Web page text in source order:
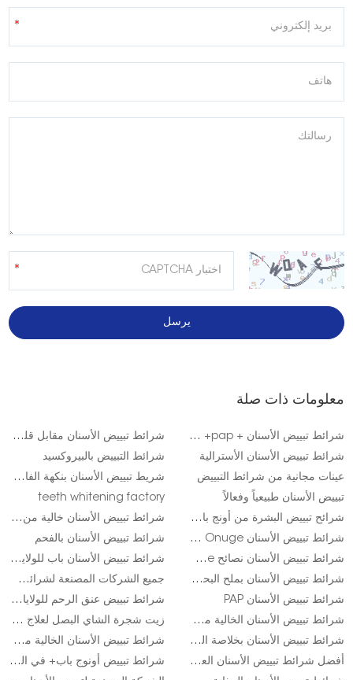
معلومات ذات صلة
شرائط تبييض الأسنان + pap+ في الولايات المتحدة الأمريكية
شرائط تبييض الأسنان مقابل قلم أونج
شرائط تبييض الأسنان الأسترالية
شرائط التبييض بالبيروكسيد
عينات مجانية من شرائط التبييض
شريط تبييض الأسنان بنكهة الفاكهة وشريط الأسنان
تبييض الأسنان طبيعياً وفعالاً
teeth whitening factory
شرائح تبييض البشرة من أونج باب+ للولايات المتحدة الأمريكية
شرائط تبييض الأسنان خالية من القسوة
شرائط تبييض الأسنان Onuge للولايات المتحدة الأمريكية
شرائط تبييض الأسنان بالفحم
شرائط تبييض الأسنان نصائح onuge
شرائط تبييض الأسنان باب للولايات المتحدة الأمريكية
شرائط تبييض الأسنان بملح البحر الميت
جميع الشركات المصنعة لشرائط تبييض الأسنان الطبيعية
شرائط تبييض الأسنان PAP
شرائط تبييض عنق الرحم للولايات المتحدة الأمريكية
شرائط تبييض الأسنان الخالية من SLS
زيت شجرة الشاي البصل لعلاج آلام الأسنان
شرائط تبييض الأسنان بخلاصة البابونج
شرائط تبييض الأسنان الخالية من الكحول
أفضل شرائط تبييض الأسنان العضوية
شرائط تبييض أونوج باب+ في المملكة المتحدة